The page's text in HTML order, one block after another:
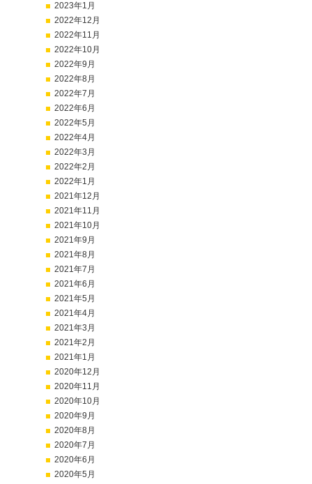
2023年1月
2022年12月
2022年11月
2022年10月
2022年9月
2022年8月
2022年7月
2022年6月
2022年5月
2022年4月
2022年3月
2022年2月
2022年1月
2021年12月
2021年11月
2021年10月
2021年9月
2021年8月
2021年7月
2021年6月
2021年5月
2021年4月
2021年3月
2021年2月
2021年1月
2020年12月
2020年11月
2020年10月
2020年9月
2020年8月
2020年7月
2020年6月
2020年5月